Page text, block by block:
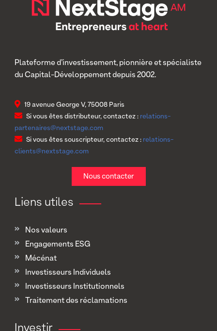
Plateforme d’investissement, pionnière et spécialiste
du Capital-Développement depuis 2002.
19 avenue George V, 75008 Paris
Si vous êtes distributeur, contactez : relations-
partenaires@nextstage.com
Si vous êtes souscripteur, contactez : relations-
clients@nextstage.com
Nous contacter
Liens utiles
Nos valeurs
Engagements ESG
Mécénat
Investisseurs Individuels
Investisseurs Institutionnels
Traitement des réclamations
Investir